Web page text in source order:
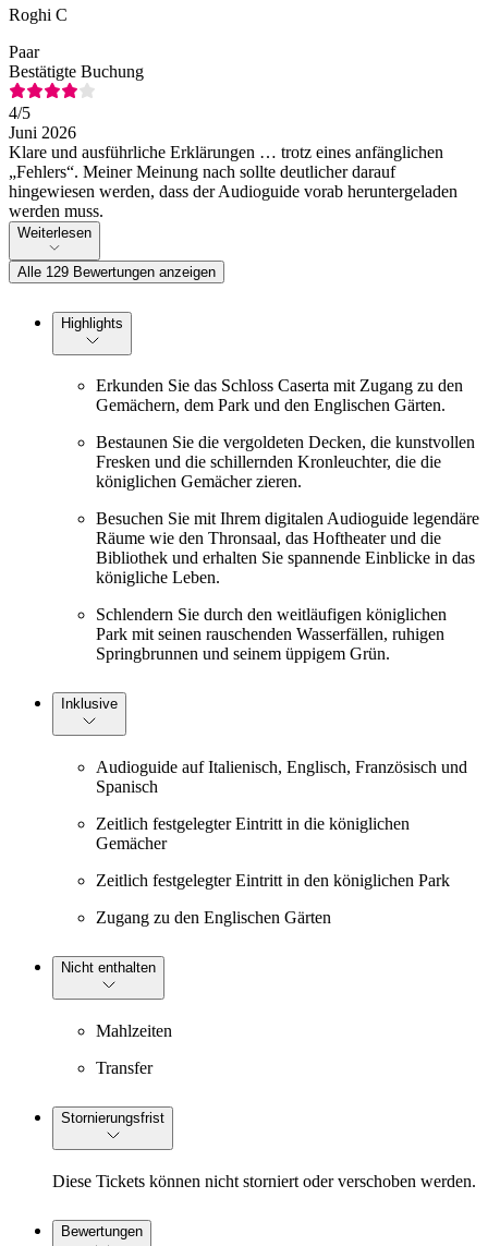
Roghi C
Paar
Bestätigte Buchung
4/5
Juni 2026
Klare und ausführliche Erklärungen … trotz eines anfänglichen
„Fehlers“. Meiner Meinung nach sollte deutlicher darauf
hingewiesen werden, dass der Audioguide vorab heruntergeladen
werden muss.
Weiterlesen
Alle 129 Bewertungen anzeigen
Highlights
Erkunden Sie das Schloss Caserta mit Zugang zu den
Gemächern, dem Park und den Englischen Gärten.
Bestaunen Sie die vergoldeten Decken, die kunstvollen
Fresken und die schillernden Kronleuchter, die die
königlichen Gemächer zieren.
Besuchen Sie mit Ihrem digitalen Audioguide legendäre
Räume wie den Thronsaal, das Hoftheater und die
Bibliothek und erhalten Sie spannende Einblicke in das
königliche Leben.
Schlendern Sie durch den weitläufigen königlichen
Park mit seinen rauschenden Wasserfällen, ruhigen
Springbrunnen und seinem üppigem Grün.
Inklusive
Audioguide auf Italienisch, Englisch, Französisch und
Spanisch
Zeitlich festgelegter Eintritt in die königlichen
Gemächer
Zeitlich festgelegter Eintritt in den königlichen Park
Zugang zu den Englischen Gärten
Nicht enthalten
Mahlzeiten
Transfer
Stornierungsfrist
Diese Tickets können nicht storniert oder verschoben werden.
Bewertungen